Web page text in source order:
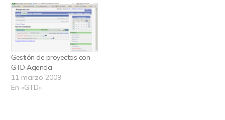
Wunderlist es una
aplicación muy sencilla. El
registro consta sólo de
un email y un password,
y ya estamos dentro. El
primer impacto visual es…
Gestión de proyectos con
GTD Agenda
11 marzo 2009
En «GTD»